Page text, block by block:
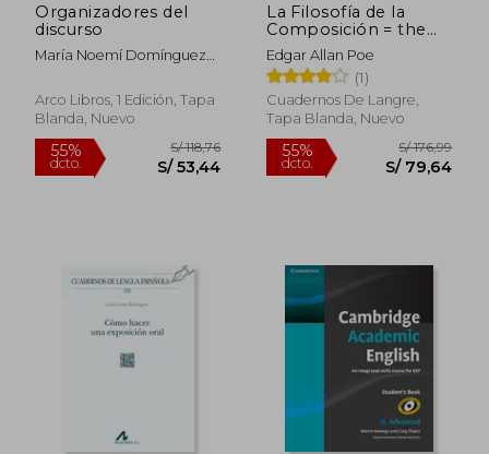
40%
dcto. S/ 129,01
55%
dcto. S/
Organizadores del
discurso
María Noemí Domínguez
Arco Libros, 1 Edición, Tapa
Blanda, Nuevo
La Filosofía de la
Composición = the
Philosophy of
Composition
Edgar Allan Poe
(1)
Cuadernos De Langre,
Tapa Blanda, Nuevo